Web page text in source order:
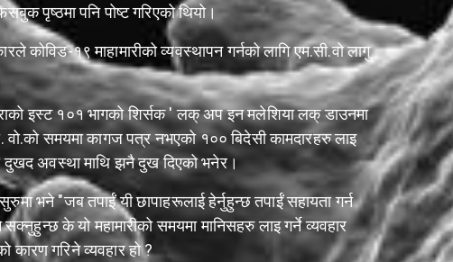
पृष्ठमा पनि पोष्ट गरिएको थियो।
कोविड-१९ माहामारीको व्यवस्थापन गर्नको लागि एम.सी.वो लागु
इस्ट १०१ भागको शिर्सक ' लक् अप इन मलेशिया लक् डाउनमा
वो.को समयमा कागज पत्र नभएको १०० बिदेसी कामदारहरु लाइ
दुखद अवस्था माथि झनै दुख दिएको भनेर।
भने "जब तपाईं यी छापाहरूलाई हेर्नुहुन्छ तपाईं सहायता गर्न
के यो महामारीको समयमा मानिसहरु लाइ गर्ने व्यवहार
कारण गरिने व्यवहार हो ?